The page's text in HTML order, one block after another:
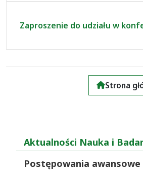
Zaproszenie do udziału w
Strona
Aktualności Nauka i
Postępowania awansowe